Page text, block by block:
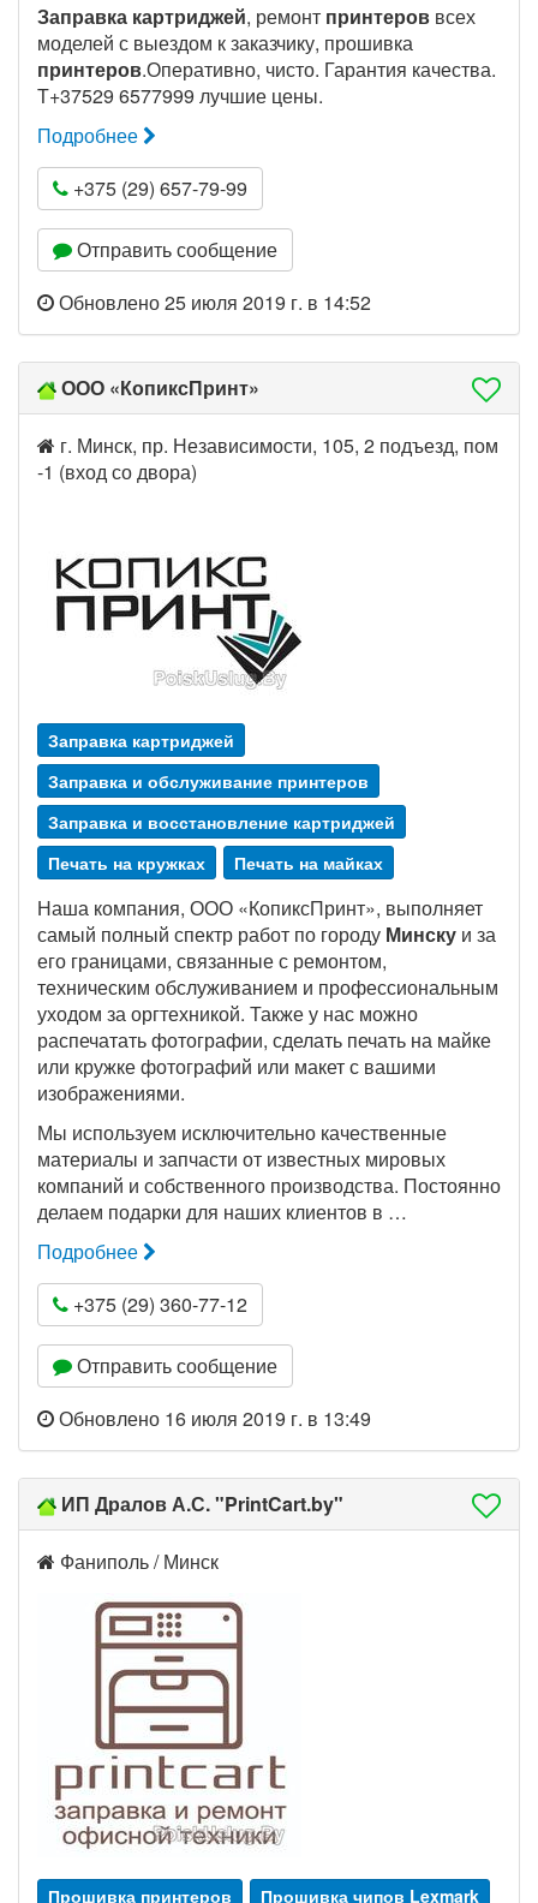
Заправка картриджей, ремонт принтеров всех
моделей с выездом к заказчику, прошивка
принтеров.Оперативно, чисто. Гарантия качества.
Т+37529 6577999 лучшие цены.
Подробнее
+375 (29) 657-79-99
Отправить сообщение
Обновлено 25 июля 2019 г. в 14:52
ООО «КопиксПринт»
г. Минск, пр. Независимости, 105, 2 подъезд, пом
-1 (вход со двора)
Заправка картриджей
Заправка и обслуживание принтеров
Заправка и восстановление картриджей
Печать на кружках
Печать на майках
Наша компания, ООО «КопиксПринт», выполняет
самый полный спектр работ по городу Минску и за
его границами, связанные с ремонтом,
техническим обслуживанием и профессиональным
уходом за оргтехникой. Также у нас можно
распечатать фотографии, сделать печать на майке
или кружке фотографий или макет с вашими
изображениями.
Мы используем исключительно качественные
материалы и запчасти от известных мировых
компаний и собственного производства. Постоянно
делаем подарки для наших клиентов в …
Подробнее
+375 (29) 360-77-12
Отправить сообщение
Обновлено 16 июля 2019 г. в 13:49
ИП Дралов А.С. "PrintCart.by"
Фаниполь / Минск
Прошивка принтеров
Прошивка чипов Lexmark